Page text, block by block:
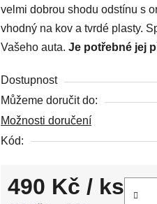
z
5
hvězdiček.
velmi dobrou shodu odstínu s
vhodný na kov a tvrdé plasty.
Vašeho auta. Je potřebné jej
Dostupnost
Můžeme doručit do:
Možnosti doručení
Kód:
490 Kč / ks